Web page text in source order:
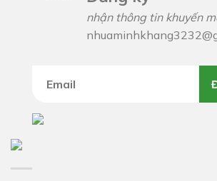
nhận thông tin khuyến